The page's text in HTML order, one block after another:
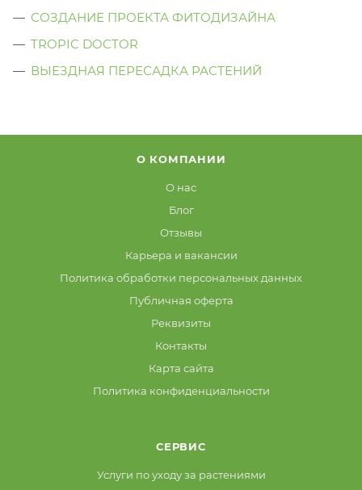
СОЗДАНИЕ ПРОЕКТА ФИТОДИЗАЙНА
TROPIC DOCTOR
ВЫЕЗДНАЯ ПЕРЕСАДКА РАСТЕНИЙ
О КОМПАНИИ
О нас
Блог
Отзывы
Карьера и вакансии
Политика обработки персональных данных
Публичная оферта
Реквизиты
Контакты
Карта сайта
Политика конфиденциальности
СЕРВИС
Услуги по уходу за растениями